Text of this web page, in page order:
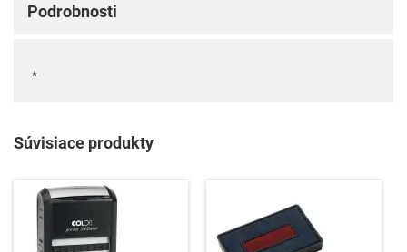
Podrobnosti
*
Súvisiace produkty